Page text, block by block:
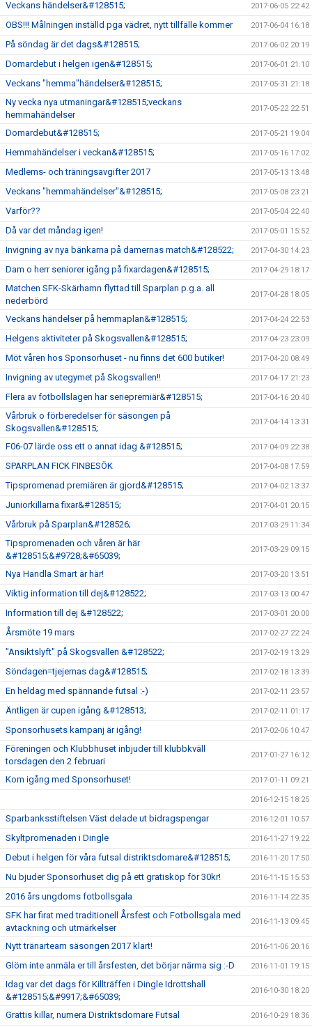
Veckans händelser&#128515; 2017-06-05 22:42
OBS!!! Målningen inställd pga vädret, nytt tillfälle kommer 2017-06-04 16:18
På söndag är det dags&#128515; 2017-06-02 20:19
Domardebut i helgen igen&#128515; 2017-06-01 21:10
Veckans "hemma"händelser&#128515; 2017-05-31 21:18
Ny vecka nya utmaningar&#128515;veckans
hemmahändelser
2017-05-22 22:51
Domardebut&#128515; 2017-05-21 19:04
Hemmahändelser i veckan&#128515; 2017-05-16 17:02
Medlems- och träningsavgifter 2017 2017-05-13 13:48
Veckans "hemmahändelser"&#128515; 2017-05-08 23:21
Varför?? 2017-05-04 22:40
Då var det måndag igen! 2017-05-01 15:52
Invigning av nya bänkarna på damernas match&#128522; 2017-04-30 14:23
Dam o herr seniorer igång på fixardagen&#128515; 2017-04-29 18:17
Matchen SFK-Skärhamn flyttad till Sparplan p.g.a. all
nederbörd
2017-04-28 18:05
Veckans händelser på hemmaplan&#128515; 2017-04-24 22:53
Helgens aktiviteter på Skogsvallen&#128515; 2017-04-23 23:09
Möt våren hos Sponsorhuset - nu finns det 600 butiker! 2017-04-20 08:49
Invigning av utegymet på Skogsvallen!! 2017-04-17 21:23
Flera av fotbollslagen har seriepremiär&#128515; 2017-04-16 20:40
Vårbruk o förberedelser för säsongen på
Skogsvallen&#128515;
2017-04-14 13:31
F06-07 lärde oss ett o annat idag &#128515; 2017-04-09 22:38
SPARPLAN FICK FINBESÖK 2017-04-08 17:59
Tipspromenad premiären är gjord&#128515; 2017-04-02 13:37
Juniorkillarna fixar&#128515; 2017-04-01 20:15
Vårbruk på Sparplan&#128526; 2017-03-29 11:34
Tipspromenaden och våren är här
&#128515;&#9728;&#65039;
2017-03-29 09:15
Nya Handla Smart är här! 2017-03-20 13:51
Viktig information till dej&#128522; 2017-03-13 00:47
Information till dej &#128522; 2017-03-01 20:00
Årsmöte 19 mars 2017-02-27 22:24
"Ansiktslyft" på Skogsvallen &#128522; 2017-02-19 13:29
Söndagen=tjejernas dag&#128515; 2017-02-18 13:39
En heldag med spännande futsal :-) 2017-02-11 23:57
Äntligen är cupen igång &#128513; 2017-02-11 01:17
Sponsorhusets kampanj är igång! 2017-02-06 10:47
Föreningen och Klubbhuset inbjuder till klubbkväll
torsdagen den 2 februari
2017-01-27 16:12
Kom igång med Sponsorhuset! 2017-01-11 09:21
2016-12-15 18:25
Sparbanksstiftelsen Väst delade ut bidragspengar 2016-12-01 10:57
Skyltpromenaden i Dingle 2016-11-27 19:22
Debut i helgen för våra futsal distriktsdomare&#128515; 2016-11-20 17:50
Nu bjuder Sponsorhuset dig på ett gratisköp för 30kr! 2016-11-15 15:53
2016 års ungdoms fotbollsgala 2016-11-14 22:35
SFK har firat med traditionell Årsfest och Fotbollsgala med
avtackning och utmärkelser
2016-11-13 09:45
Nytt tränarteam säsongen 2017 klart! 2016-11-06 20:16
Glöm inte anmäla er till årsfesten, det börjar närma sig :-D 2016-11-01 19:15
Idag var det dags för Killträffen i Dingle Idrottshall
&#128515;&#9917;&#65039;
2016-10-30 18:20
Grattis killar, numera Distriktsdomare Futsal 2016-10-29 18:36